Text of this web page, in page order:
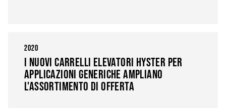
2020
I NUOVI CARRELLI ELEVATORI HYSTER PER
APPLICAZIONI GENERICHE AMPLIANO
L'ASSORTIMENTO DI OFFERTA